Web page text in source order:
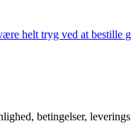
helt tryg ved at bestille
betingelser,